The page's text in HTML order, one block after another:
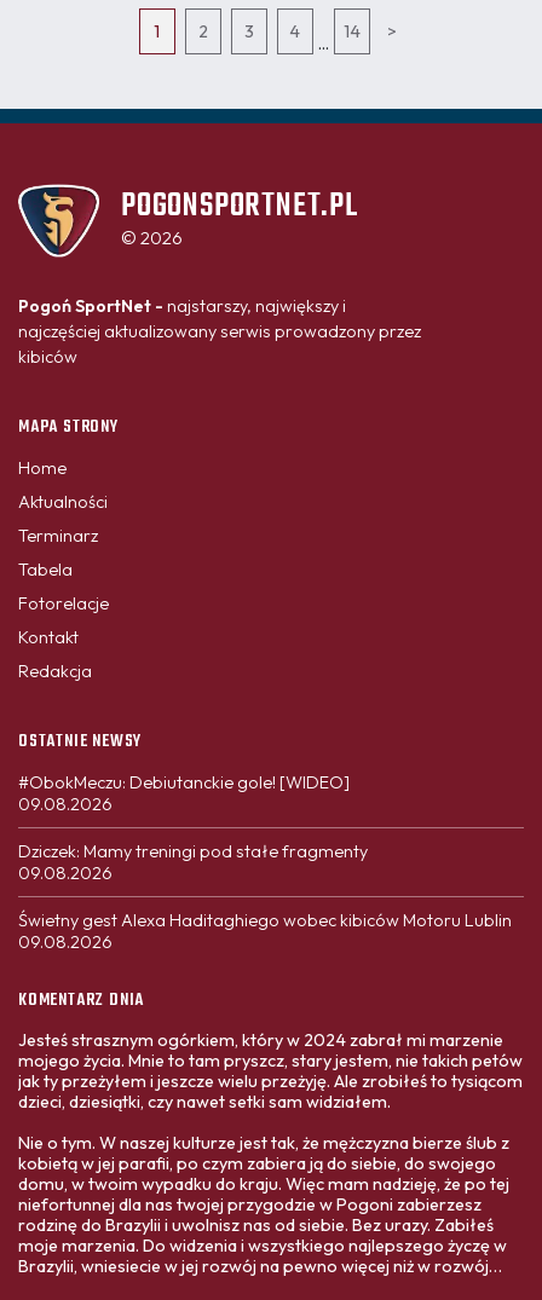
1 2 3 4
...
14 >
POGONSPORTNET.PL
© 2026
Pogoń SportNet - najstarszy, największy i
najczęściej aktualizowany serwis prowadzony przez
kibiców
MAPA STRONY
Home
Aktualności
Terminarz
Tabela
Fotorelacje
Kontakt
Redakcja
OSTATNIE NEWSY
#ObokMeczu: Debiutanckie gole! [WIDEO]
09.08.2026
Dziczek: Mamy treningi pod stałe fragmenty
09.08.2026
Świetny gest Alexa Haditaghiego wobec kibiców Motoru Lublin
09.08.2026
KOMENTARZ DNIA
Jesteś strasznym ogórkiem, który w 2024 zabrał mi marzenie
mojego życia. Mnie to tam pryszcz, stary jestem, nie takich petów
jak ty przeżyłem i jeszcze wielu przeżyję. Ale zrobiłeś to tysiącom
dzieci, dziesiątki, czy nawet setki sam widziałem.
Nie o tym. W naszej kulturze jest tak, że mężczyzna bierze ślub z
kobietą w jej parafii, po czym zabiera ją do siebie, do swojego
domu, w twoim wypadku do kraju. Więc mam nadzieję, że po tej
niefortunnej dla nas twojej przygodzie w Pogoni zabierzesz
rodzinę do Brazylii i uwolnisz nas od siebie. Bez urazy. Zabiłeś
moje marzenia. Do widzenia i wszystkiego najlepszego życzę w
Brazylii, wniesiecie w jej rozwój na pewno więcej niż w rozwój